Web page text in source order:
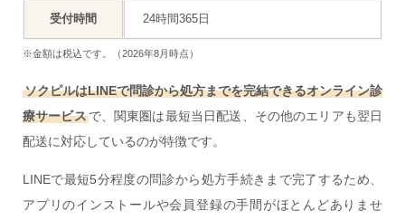
受付時間 24時間365日
※金額は税込です。（2026年8月時点）
ソクピルはLINEで問診から処方までを完結できるオンライン診
療サービスで、関東圏は最短当日配送、その他のエリアも翌日
配送に対応しているのが特徴です。
LINEで最短5分程度の問診から処方手続きまで完了するため、
アプリのインストールや会員登録の手間がほとんどありませ